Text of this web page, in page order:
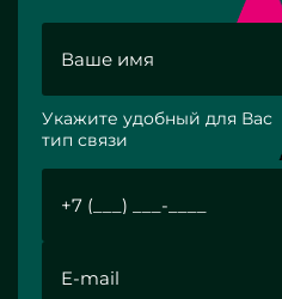
Укажите удобный для Вас
тип связи